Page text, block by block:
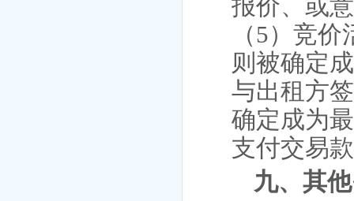
报价、或
（5）竞
则被确定
与出租方
确定成为
支付交易
九、其